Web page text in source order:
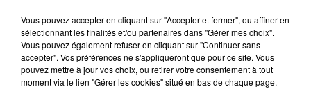
SORTIR EN ALSACE CONTACT
Vous pouvez accepter en cliquant sur "Accepter et fermer", ou affiner en
sélectionnant les finalités et/ou partenaires dans "Gérer mes choix".
Vous pouvez également refuser en cliquant sur "Continuer sans
accepter". Vos préférences ne s'appliqueront que pour ce site. Vous
pouvez mettre à jour vos choix, ou retirer votre consentement à tout
moment via le lien "Gérer les cookies" situé en bas de chaque page.